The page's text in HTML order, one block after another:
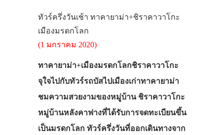
ทัวร์ครึ่งวันเช้า ทาคายาม่า+ชิราคาวาโกะ
เมืองมรดกโลก
(1 มกราคม 2020)
ทาคายาม่า+เมืองมรดกโลกชิราคาวาโกะ
จุใจไปกับทัวร์รถบัสไปเมืองเก่าทาคายาม่า
ชมความสวยงามของหมู่บ้าน ชิราคาวาโกะ
หมู่บ้านหลังคาฟางที่ได้รับการจดทะเบียนขึ้น
เป็นมรดกโลก ทัวร์ครึ่งวันที่ออกเดินทางจาก